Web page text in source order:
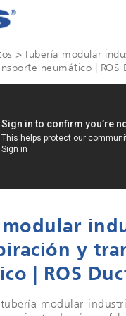
> Tubería modular
neumático | ROS
modular
y
| ROS
modular